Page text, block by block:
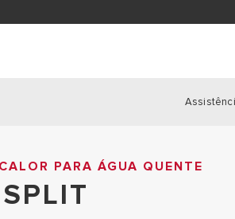
CATEGORIES
Calor Para Água Quente
PARA ÁGUA QUENTE